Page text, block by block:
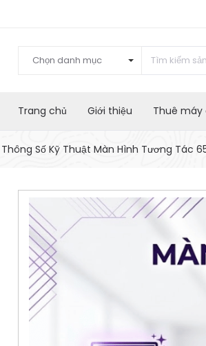
Chọn danh mục
Trang chủ Giới thiệu Thuê máy
Thông Số Kỹ Thuật Màn Hình Tương Tác